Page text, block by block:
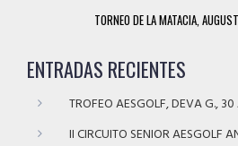
TORNEO DE LA MATACIA,
ENTRADAS RECIENTES
TROFEO AESGOLF, DEVA G.,
II CIRCUITO SENIOR AESGOLF